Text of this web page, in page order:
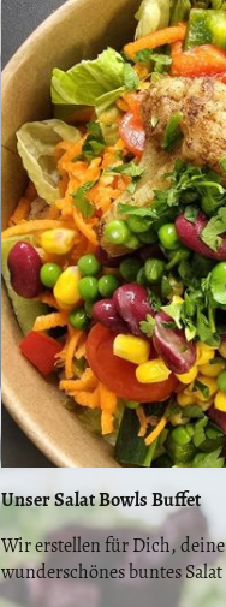
Unser Salat Bowls Buffet
Wir erstellen für Dich,
wunderschönes buntes